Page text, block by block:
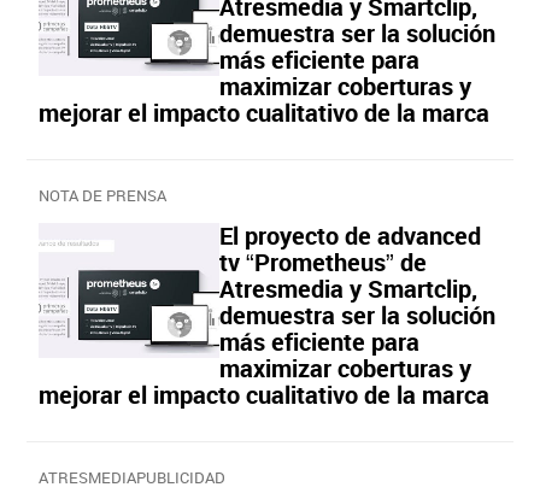
Atresmedia y Smartclip,
demuestra ser la solución
más eficiente para
maximizar coberturas y
mejorar el impacto cualitativo de la marca
NOTA DE PRENSA
El proyecto de advanced
tv “Prometheus” de
Atresmedia y Smartclip,
demuestra ser la solución
más eficiente para
maximizar coberturas y
mejorar el impacto cualitativo de la marca
ATRESMEDIAPUBLICIDAD